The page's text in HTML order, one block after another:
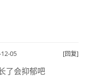
05 [回复]
了会抑郁吧